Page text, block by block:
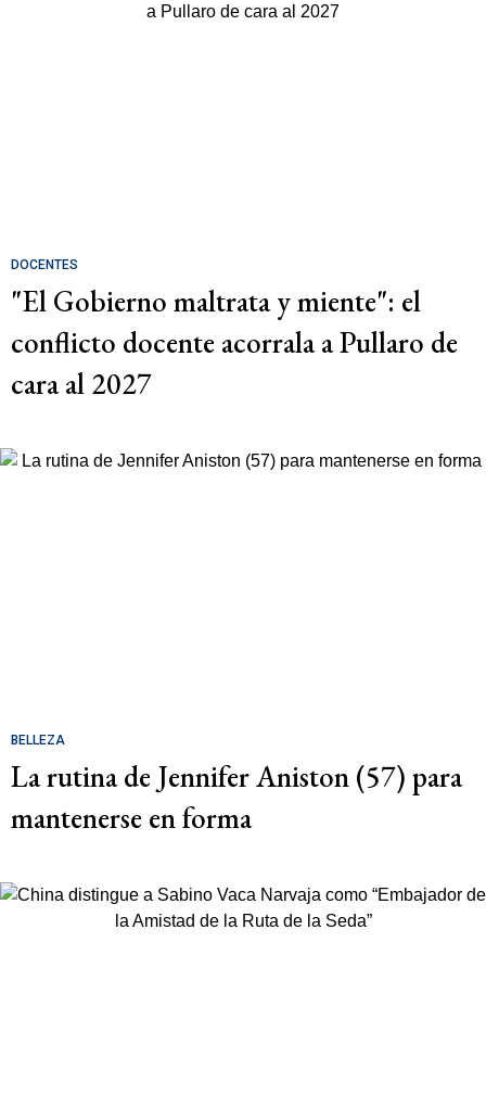
DOCENTES
"El Gobierno maltrata y miente": el
conflicto docente acorrala a Pullaro de
cara al 2027
BELLEZA
La rutina de Jennifer Aniston (57) para
mantenerse en forma